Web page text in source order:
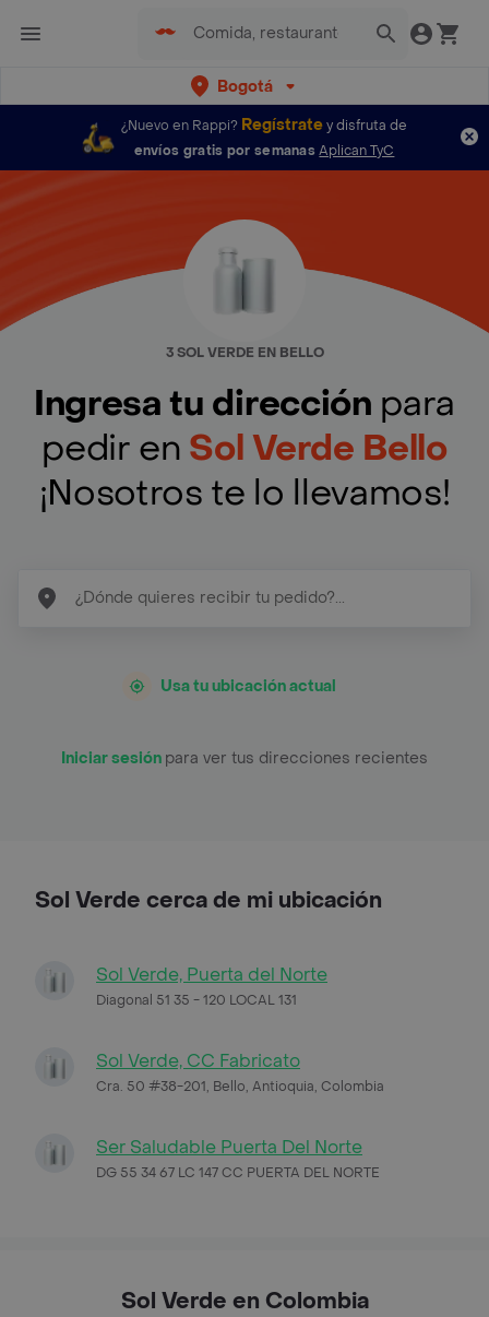
Bogotá
¿Nuevo en Rappi? Regístratey disfruta de
envíos gratis por semanas Aplican TyC
3 SOL VERDE EN BELLO
Ingresa tu dirección para
pedir en Sol Verde Bello
¡Nosotros te lo llevamos!
Usa tu ubicación actual
Iniciar sesión para ver tus direcciones recientes
Sol Verde cerca de mi ubicación
Sol Verde, Puerta del Norte
Diagonal 51 35 - 120 LOCAL 131
Sol Verde, CC Fabricato
Cra. 50 #38-201, Bello, Antioquia, Colombia
Ser Saludable Puerta Del Norte
DG 55 34 67 LC 147 CC PUERTA DEL NORTE
Sol Verde en Colombia